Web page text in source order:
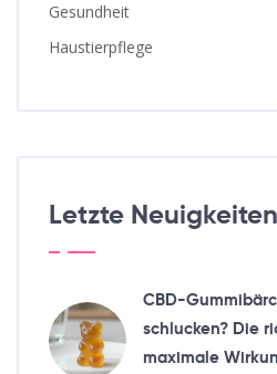
Gesundheit
Haustierpflege
Letzte Neuigkeiten
CBD-
schlucken? Die
maximale